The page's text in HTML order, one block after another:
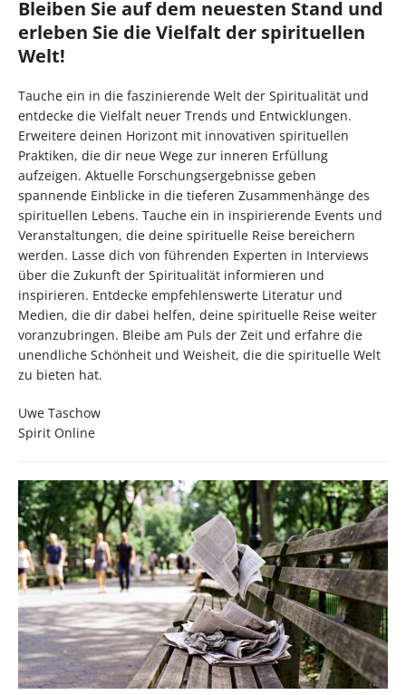
Bleiben Sie auf dem neuesten Stand und
erleben Sie die Vielfalt der spirituellen
Welt!
Tauche ein in die faszinierende Welt der Spiritualität und
entdecke die Vielfalt neuer Trends und Entwicklungen.
Erweitere deinen Horizont mit innovativen spirituellen
Praktiken, die dir neue Wege zur inneren Erfüllung
aufzeigen. Aktuelle Forschungsergebnisse geben
spannende Einblicke in die tieferen Zusammenhänge des
spirituellen Lebens. Tauche ein in inspirierende Events und
Veranstaltungen, die deine spirituelle Reise bereichern
werden. Lasse dich von führenden Experten in Interviews
über die Zukunft der Spiritualität informieren und
inspirieren. Entdecke empfehlenswerte Literatur und
Medien, die dir dabei helfen, deine spirituelle Reise weiter
voranzubringen. Bleibe am Puls der Zeit und erfahre die
unendliche Schönheit und Weisheit, die die spirituelle Welt
zu bieten hat.
Uwe Taschow
Spirit Online